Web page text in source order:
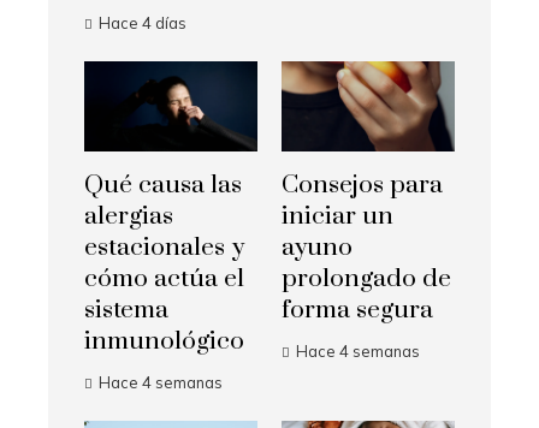
Hace 4 días
Qué causa las
alergias
estacionales y
cómo actúa el
sistema
inmunológico
Hace 4 semanas
Consejos para
iniciar un
ayuno
prolongado de
forma segura
Hace 4 semanas